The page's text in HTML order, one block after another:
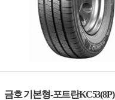
금호 기본형-포트란KC53(8P)